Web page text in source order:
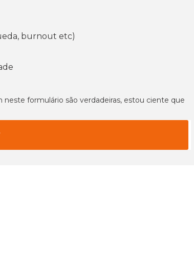
burnout etc)
formulário são verdadeiras, estou ciente que